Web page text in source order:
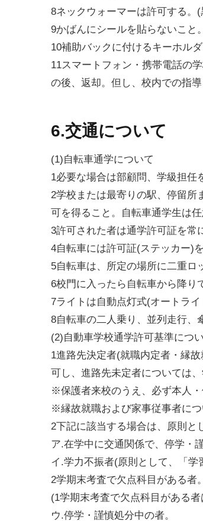
8ネックウォーマーは許可する。
9かばんにシールを貼らないこと。
10補助バックに付けるキーホル
11スマートフォン・携帯電話の
の後、返却。但し、校内での指
6.交通について
(1)自転車通学について
1必要な場合は部顧問、学級担任
2学校または最寄りの駅、停留所
可を得ること。自転車通学生は任
3許可された者は通学許可証を常
4自転車には許可証(ステッカー)
5自転車は、所定の場所に二重ロ
6校門に入ったら自転車から降り
7ライトは自動点灯式(オートライ
8自転車の二人乗り、並列走行、
(2)自動車学校通学許可基準につ
1進路先決定者(就職内定者・縁
可し、進路先未定者については
※保護者来校のうえ、必ず本人
※縁故就職および家事従事者につ
2下記に該当する場合は、原則と
ア.在学中に交通関係で、停学・
イ.学力不振者(原則として、「
2学期末考査で欠点科目がある者
(1学期末考査で欠点科目がある
ウ.停学・謹慎処分中の者。